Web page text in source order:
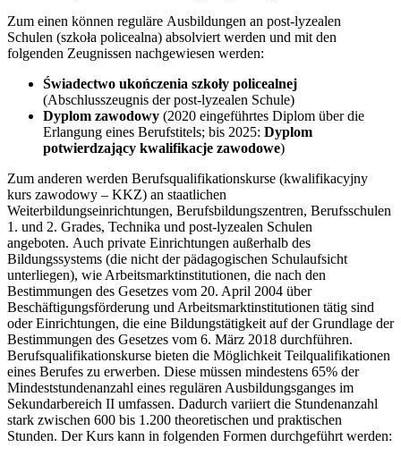
Zum einen können reguläre Ausbildungen an post-lyzealen
Schulen (szkoła policealna) absolviert werden und mit den
folgenden Zeugnissen nachgewiesen werden:
Świadectwo ukończenia szkoły policealnej
(Abschlusszeugnis der post-lyzealen Schule)
Dyplom zawodowy (2020 eingeführtes Diplom über die
Erlangung eines Berufstitels; bis 2025: Dyplom
potwierdzający kwalifikacje zawodowe)
Zum anderen werden Berufsqualifikationskurse (kwalifikacyjny
kurs zawodowy – KKZ) an staatlichen
Weiterbildungseinrichtungen, Berufsbildungszentren, Berufsschulen
1. und 2. Grades, Technika und post-lyzealen Schulen
angeboten. Auch private Einrichtungen außerhalb des
Bildungssystems (die nicht der pädagogischen Schulaufsicht
unterliegen), wie Arbeitsmarktinstitutionen, die nach den
Bestimmungen des Gesetzes vom 20. April 2004 über
Beschäftigungsförderung und Arbeitsmarktinstitutionen tätig sind
oder Einrichtungen, die eine Bildungstätigkeit auf der Grundlage der
Bestimmungen des Gesetzes vom 6. März 2018 durchführen.
Berufsqualifikationskurse bieten die Möglichkeit Teilqualifikationen
eines Berufes zu erwerben. Diese müssen mindestens 65% der
Mindeststundenanzahl eines regulären Ausbildungsganges im
Sekundarbereich II umfassen. Dadurch variiert die Stundenanzahl
stark zwischen 600 bis 1.200 theoretischen und praktischen
Stunden. Der Kurs kann in folgenden Formen durchgeführt werden: